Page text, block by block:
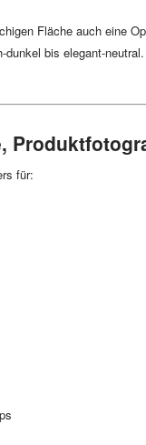
Fläche auch eine
bis elegant-
für: